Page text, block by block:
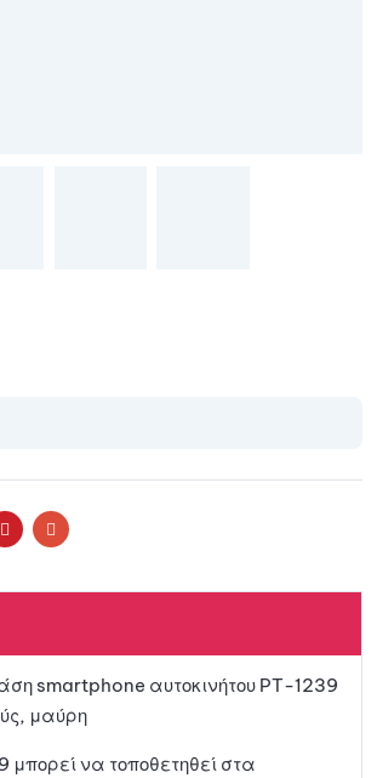
PinterestEmail
smartphone αυτοκινήτου PT-1239
μαύρη
να τοποθετηθεί στα